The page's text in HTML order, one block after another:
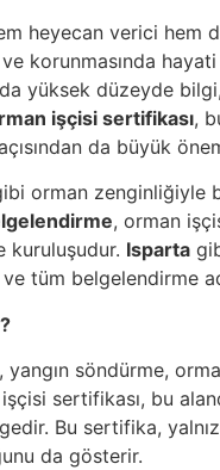
heyecan verici hem
korunmasında
yüksek düzeyde
işçisi sertifikası,
da büyük
orman zenginliğiyle
, orman
kuruluşudur. Isparta
tüm belgelendirme
söndürme,
sertifikası, bu
Bu sertifika,
da gösterir.